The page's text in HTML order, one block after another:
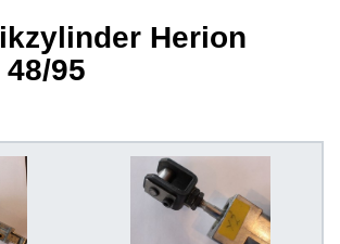
Herion
95